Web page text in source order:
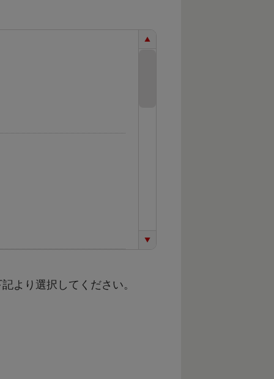
より選択してください。